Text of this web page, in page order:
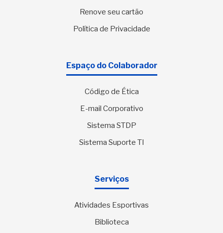
Renove seu cartão
Política de Privacidade
Espaço do Colaborador
Código de Ética
E-mail Corporativo
Sistema STDP
Sistema Suporte TI
Serviços
Atividades Esportivas
Biblioteca